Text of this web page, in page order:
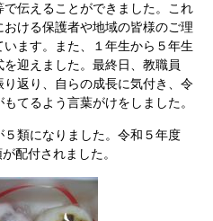
伝えることができました。これ
ける保護者や地域の皆様のご理
ます。また、１年生から５年生
迎えました。最終日、教職員
返り、自らの成長に気付き、令
てるよう言葉がけをしました。
類になりました。令和５年度
配付されました。